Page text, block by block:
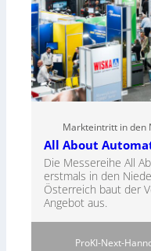
Markteintritt in den
All About
Die Messereihe All
erstmals in den
Österreich baut der
Angebot aus.
ProKI-Next-